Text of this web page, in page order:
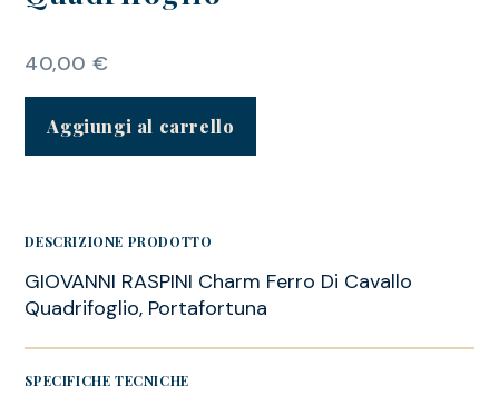
40,00 €
Aggiungi al carrello
DESCRIZIONE PRODOTTO
GIOVANNI RASPINI Charm Ferro Di Cavallo
Quadrifoglio, Portafortuna
SPECIFICHE TECNICHE